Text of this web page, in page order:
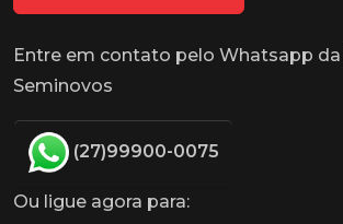
Entre em contato pelo Whatsapp da
Seminovos
(27)99900-0075
Ou ligue agora para: